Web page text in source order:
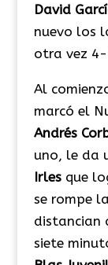
David Garc
nuevo los
otra vez
Al
marcó el
Andrés
uno, le da
Irlesque
se rompe
distancian
siete